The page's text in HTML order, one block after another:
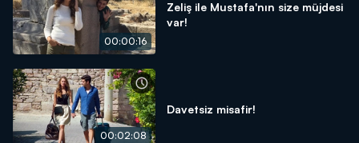
00:00:16
Zeliş ile Mustafa'nın size müjdesi
var!
00:02:08
Davetsiz misafir!